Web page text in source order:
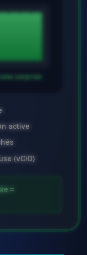
surprise
active
(vCIO)
=